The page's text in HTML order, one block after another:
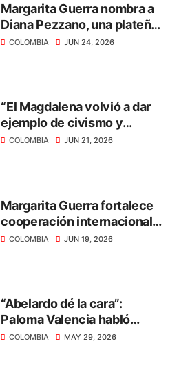
Margarita Guerra nombra a
Diana Pezzano, una plateña,
como nueva secretaria de
COLOMBIA JUN 24, 2026
“El Magdalena volvió a dar
ejemplo de civismo y
respeto por la democracia
COLOMBIA JUN 21, 2026
Margarita Guerra fortalece
cooperación internacional
para impulsar el desarrollo
COLOMBIA JUN 19, 2026
“Abelardo dé la cara”:
Paloma Valencia habló
sobre el respeto hacia las
COLOMBIA MAY 29, 2026